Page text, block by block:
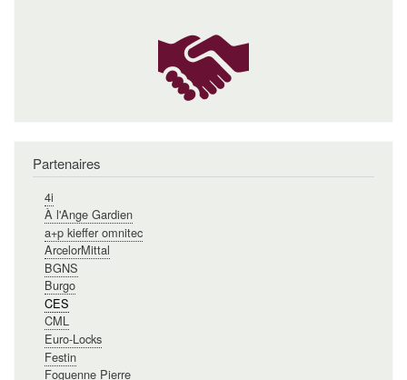
Partenaires
4i
À l'Ange Gardien
a+p kieffer omnitec
ArcelorMittal
BGNS
Burgo
CES
CML
Euro-Locks
Festin
Foguenne Pierre